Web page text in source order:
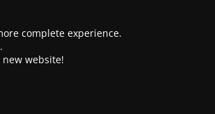
complete experience.
website!